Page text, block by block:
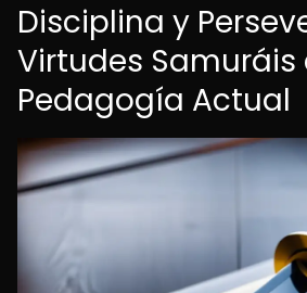
Disciplina y
Virtudes Samuráis
Pedagogía Actual